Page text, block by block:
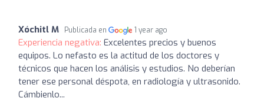
Xóchitl M Publicada en 1 year ago
Experiencia negativa: Excelentes precios y buenos
equipos. Lo nefasto es la actitud de los doctores y
técnicos que hacen los análisis y estudios. No deberían
tener ese personal déspota, en radiología y ultrasonido.
Cámbienlo...